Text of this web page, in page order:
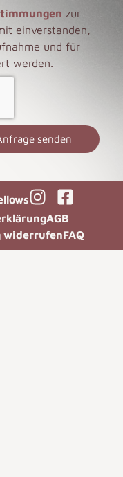
zur
einverstanden,
und für
werden.
senden
AGB
widerrufenFAQ